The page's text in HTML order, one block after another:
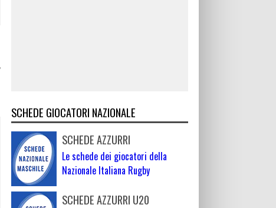
SCHEDE GIOCATORI NAZIONALE
SCHEDE AZZURRI
Le schede dei giocatori della
Nazionale Italiana Rugby
SCHEDE AZZURRI U20